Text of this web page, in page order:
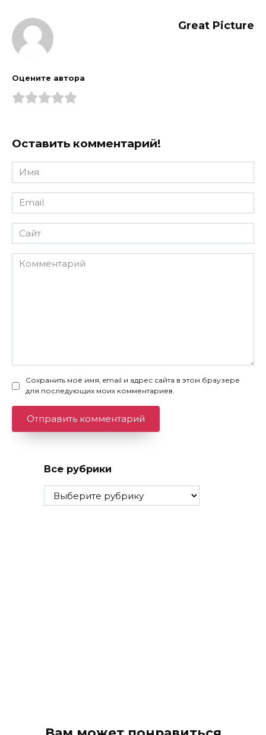
Great Picture
Оцените автора
Оставить комментарий!
Имя
*
Email
*
Сайт
Комментарий
Сохранить моё имя, email и адрес сайта в этом браузере
для последующих моих комментариев.
Все рубрики
Все
рубрики